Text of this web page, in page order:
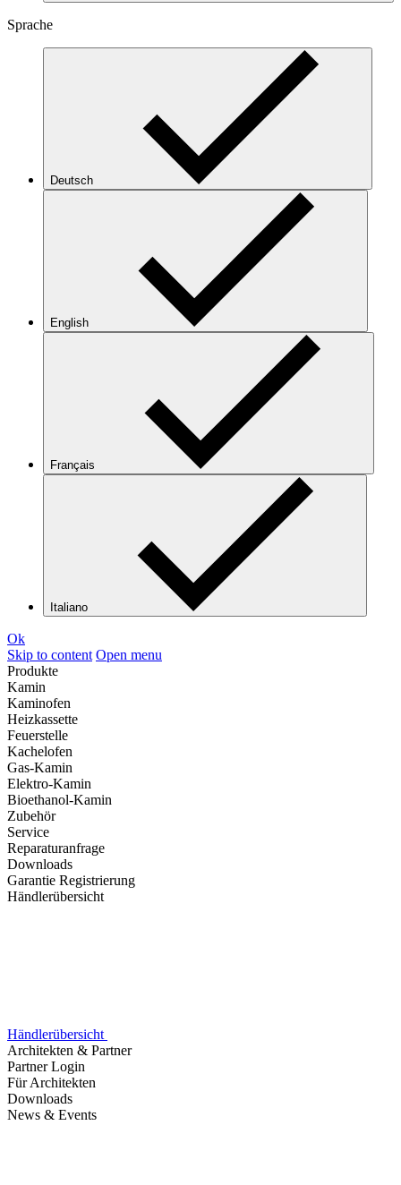
Sprache
Deutsch
English
Français
Italiano
Ok
Skip to content Open menu
Produkte
Kamin
Kaminofen
Heizkassette
Feuerstelle
Kachelofen
Gas-Kamin
Elektro-Kamin
Bioethanol-Kamin
Zubehör
Service
Reparaturanfrage
Downloads
Garantie Registrierung
Händlerübersicht
Händlerübersicht
Architekten & Partner
Partner Login
Für Architekten
Downloads
News & Events